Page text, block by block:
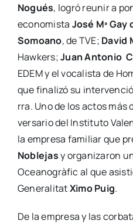
Nogués, logró reu­nir a
eco­no­mis­ta José Mª Gay
Somoano, de TVE; David
Haw­kers;Juan Anto­nio
EDEM y el voca­lis­ta de
que fina­li­zó su
rra. Uno de los actos
ver­sa­rio del Ins­ti­tu­to
la empre­sa fami­liar que
Noble­jasy orga­ni­za­ron
Ocea­no­grà­fic al que
Gene­ra­li­tatXimo Puig.
De la empre­sa y las